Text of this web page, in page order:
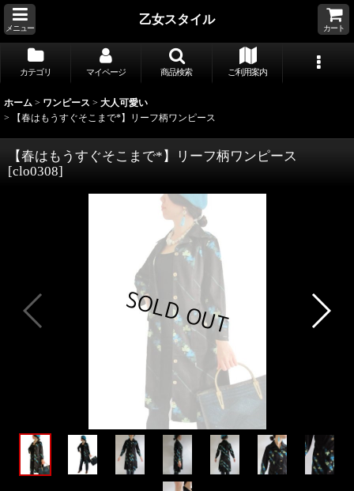
メニュー
乙女スタイル
カート
カテゴリ マイページ 商品検索 ご利用案内
ホーム > ワンピース > 大人可愛い
>
【春はもうすぐそこまで*】リーフ柄ワンピース
【春はもうすぐそこまで*】リーフ柄ワンピース
[clo0308]